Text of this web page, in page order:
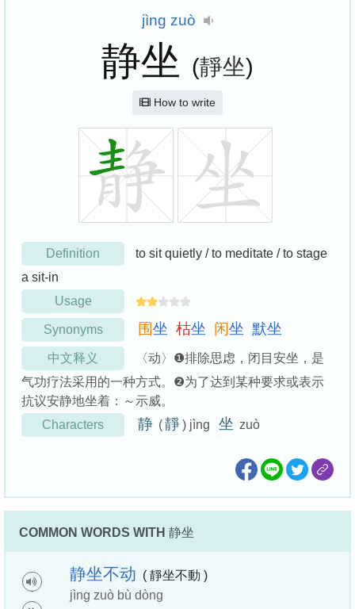
jìng zuò
静坐 (靜坐)
How to write
Definition
to sit quietly / to meditate / to stage
a sit-in
Usage
Synonyms 围坐 枯坐 闲坐 默坐
中文释义
〈动〉❶排除思虑，闭目安坐，是
气功疗法采用的一种方式。❷为了达到某种要求或表示
抗议安静地坐着：～示威。
Characters
静 (靜) jìng 坐 zuò
COMMON WORDS WITH 静坐
静坐不动 ( 靜坐不動 )
jìng zuò bù dòng